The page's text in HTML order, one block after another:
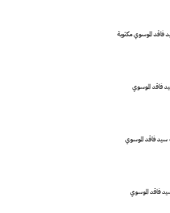
الموسوي مكتوبة
فاقد الموسوي
فاقد الموسوي
فاقد الموسوي